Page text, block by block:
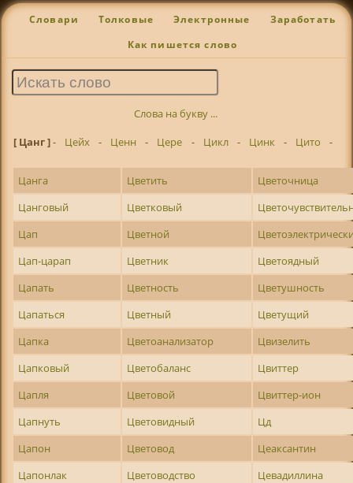
Словари Толковые Электронные Заработать
Как пишется слово
Слова на букву ...
[ Цанг ]- Цейх - Ценн - Цере - Цикл - Цинк - Цито -
Цанга Цветить
Цветочница
Цанговый
Цветковый
Цап
Цветной
Цап-царап
Цветник
Цветоядный
Цапать
Цветность
Цветушность
Цапаться
Цветный
Цветущий
Цапка
Цветоанализатор
Цвизелить
Цапковый
Цветобаланс
Цвиттер
Цапля
Цветовой
Цвиттер-ион
Цапнуть
Цветовидный
Цд
Цапон
Цветовод
Цеаксантин
Цапонлак
Цветоводство
Цевадиллина